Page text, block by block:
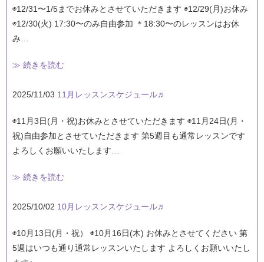
◉12/31〜1/5までお休みとさせていただきます ◉12/29(月)お休み
◉12/30(火) 17:30〜のみ自由参加 ＊18:30〜のレッスンはお休
み…
≫ 続きを読む
2025/11/03 11月レッスンスケジュール♬
◉11月3日(月・祝)お休みとさせていただきます ◉11月24日(月・
祝)自由参加とさせていただきます 第5週目も通常レッスンです
よろしくお願いいたします…
≫ 続きを読む
2025/10/02 10月レッスンスケジュール♬
◉10月13日(月・祝） ◉10月16日(木) お休みとさせてください 第
5週はいつも通り通常レッスンいたします よろしくお願いいたし